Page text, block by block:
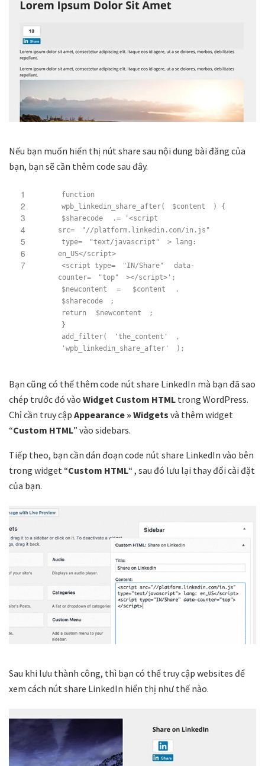
Nếu bạn muốn hiển thị nút share sau nội dung bài đăng của
bạn, bạn sẽ cần thêm code sau đây.
1
2
3
4
5
6
7
function
wpb_linkedin_share_after(
$content
) {
$sharecode
.= '<script
src=
"//platform.linkedin.com/in.js"
type=
"text/javascript"
> lang:
en_US</script>
<script type=
"IN/Share"
data-
counter=
"top"
></script>';
$newcontent
= $content
.
$sharecode
;
return
$newcontent
;
}
add_filter(
'the_content'
,
'wpb_linkedin_share_after'
);
Bạn cũng có thể thêm code nút share LinkedIn mà bạn đã sao
chép trước đó vào Widget Custom HTML trong WordPress.
Chỉ cần truy cập Appearance » Widgets và thêm widget
“Custom HTML” vào sidebars.
Tiếp theo, bạn cần dán đoạn code nút share LinkedIn vào bên
trong widget “Custom HTML“ , sau đó lưu lại thay đổi cài đặt
của bạn.
Sau khi lưu thành công, thì bạn có thể truy cập websites để
xem cách nút share LinkedIn hiển thị như thế nào.